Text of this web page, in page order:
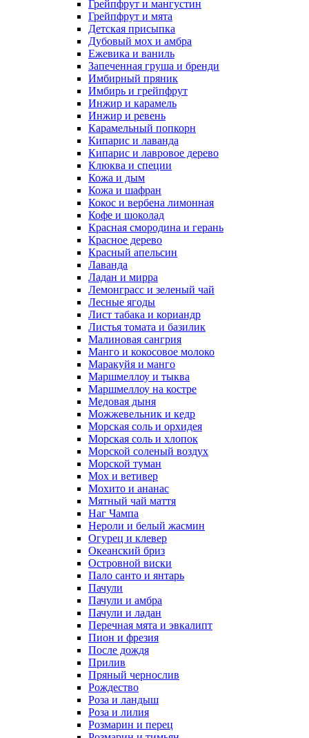
Грейпфрут и мангустин
Грейпфрут и мята
Детская присыпка
Дубовый мох и амбра
Ежевика и ваниль
Запеченная груша и бренди
Имбирный пряник
Имбирь и грейпфрут
Инжир и карамель
Инжир и ревень
Карамельный попкорн
Кипарис и лаванда
Кипарис и лавровое дерево
Клюква и специи
Кожа и дым
Кожа и шафран
Кокос и вербена лимонная
Кофе и шоколад
Красная смородина и герань
Красное дерево
Красный апельсин
Лаванда
Ладан и мирра
Лемонграсс и зеленый чай
Лесные ягоды
Лист табака и кориандр
Листья томата и базилик
Малиновая сангрия
Манго и кокосовое молоко
Маракуйя и манго
Маршмеллоу и тыква
Маршмеллоу на костре
Медовая дыня
Можжевельник и кедр
Морская соль и орхидея
Морская соль и хлопок
Морской соленый воздух
Морской туман
Мох и ветивер
Мохито и ананас
Мятный чай маття
Наг Чампа
Нероли и белый жасмин
Огурец и клевер
Океанский бриз
Островной виски
Пало санто и янтарь
Пачули
Пачули и амбра
Пачули и ладан
Перечная мята и эвкалипт
Пион и фрезия
После дождя
Прилив
Пряный чернослив
Рождество
Роза и ландыш
Роза и лилия
Розмарин и перец